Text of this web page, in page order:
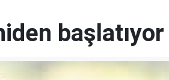
başlatıyor